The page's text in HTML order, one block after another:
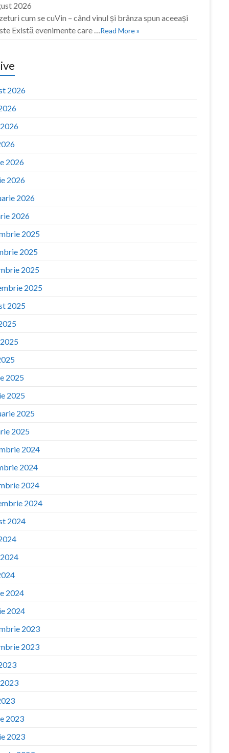
2026
cum se cuVin – când vinul și brânza spun aceeași
Există evenimente care …Read More »
2026
2026
2026
2026
2026
2025
2025
2025
2025
2025
2025
2025
2025
2025
2024
2024
2024
2024
2024
2024
2024
2023
2023
2023
2023